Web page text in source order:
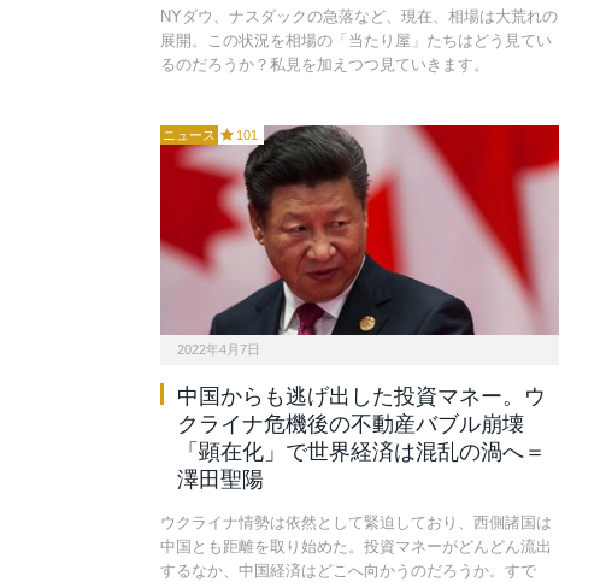
NYダウ、ナスダックの急落など、現在、相場は大荒れの
展開。この状況を相場の「当たり屋」たちはどう見てい
るのだろうか？私見を加えつつ見ていきます。
ニュース 101
2022年4月7日
中国からも逃げ出した投資マネー。ウ
クライナ危機後の不動産バブル崩壊
「顕在化」で世界経済は混乱の渦へ＝
澤田聖陽
ウクライナ情勢は依然として緊迫しており、西側諸国は
中国とも距離を取り始めた。投資マネーがどんどん流出
するなか、中国経済はどこへ向かうのだろうか。すで